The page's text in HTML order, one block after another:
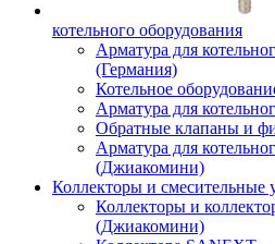
котельного оборудования
Арматура для
(Германия)
Котельное
Арматура для
Обратные клапаны и
Арматура для
(Джиакомини)
Коллекторы и смесительные
Коллекторы и
(Джиакомини)